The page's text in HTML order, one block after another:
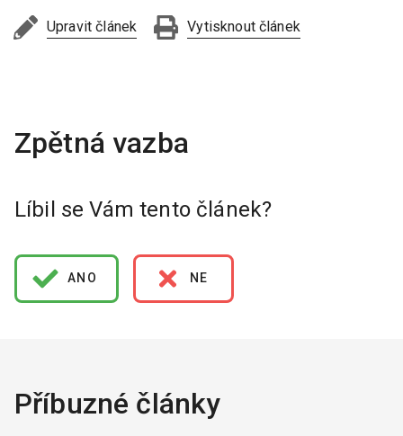
Upravit článek Vytisknout článek
Líbil se Vám tento článek?
ANO NE
Příbuzné články